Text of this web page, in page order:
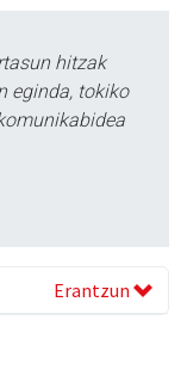
hitzak
eginda, tokiko
Erantzun